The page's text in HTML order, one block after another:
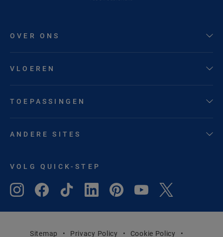
OVER ONS
VLOEREN
TOEPASSINGEN
ANDERE SITES
VOLG QUICK-STEP
Sitemap Privacy Policy Cookie Policy